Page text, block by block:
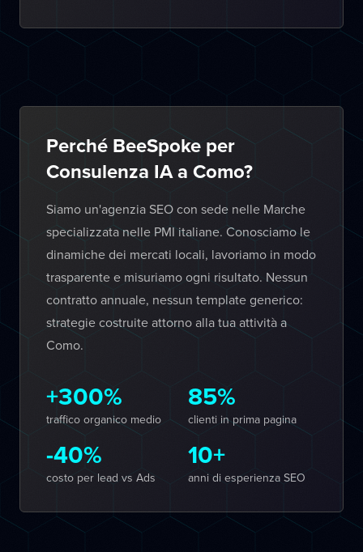
Perché BeeSpoke per
Consulenza IA a Como?
Siamo un'agenzia SEO con sede nelle Marche
specializzata nelle PMI italiane. Conosciamo le
dinamiche dei mercati locali, lavoriamo in modo
trasparente e misuriamo ogni risultato. Nessun
contratto annuale, nessun template generico:
strategie costruite attorno alla tua attività a
Como.
+300%
traffico organico medio
85%
clienti in prima pagina
-40%
costo per lead vs Ads
10+
anni di esperienza SEO